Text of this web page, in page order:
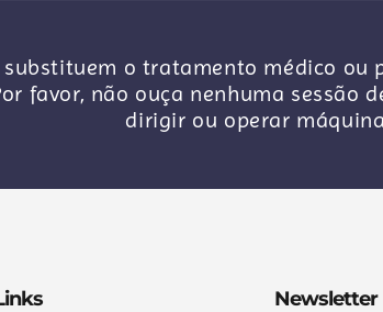
substituem o tratamento médico
Por favor, não ouça nenhuma
dirigir ou operar
Newsletter